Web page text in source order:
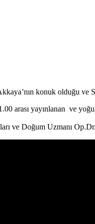
konuk olduğu ve
arası yayınlanan ve
ve Doğum Uzmanı